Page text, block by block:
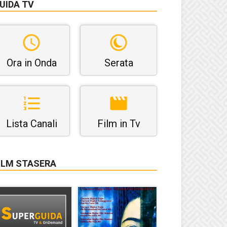
TV
Ora in Onda Serata
Lista Canali Film in Tv
STASERA